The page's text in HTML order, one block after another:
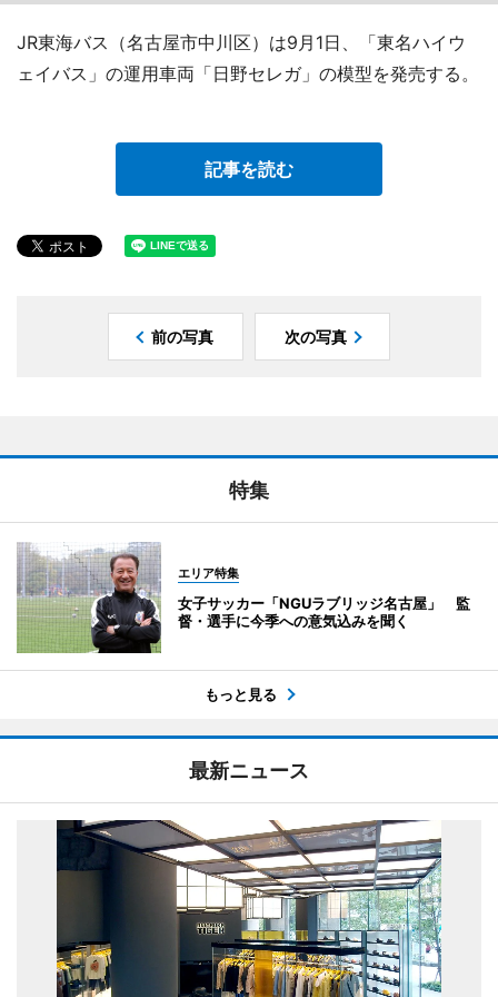
JR東海バス（名古屋市中川区）は9月1日、「東名ハイウ
ェイバス」の運用車両「日野セレガ」の模型を発売する。
記事を読む
前の写真 次の写真
特集
エリア特集
女子サッカー「NGUラブリッジ名古屋」 監
督・選手に今季への意気込みを聞く
もっと見る
最新ニュース